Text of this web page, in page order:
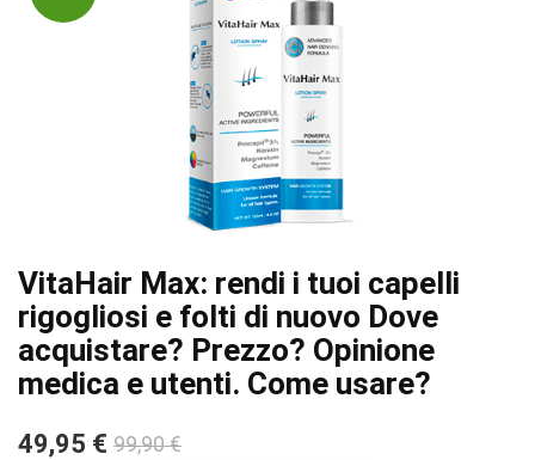
VitaHair Max: rendi i tuoi capelli
rigogliosi e folti di nuovo Dove
acquistare? Prezzo? Opinione
medica e utenti. Come usare?
49,95 € 99,90 €